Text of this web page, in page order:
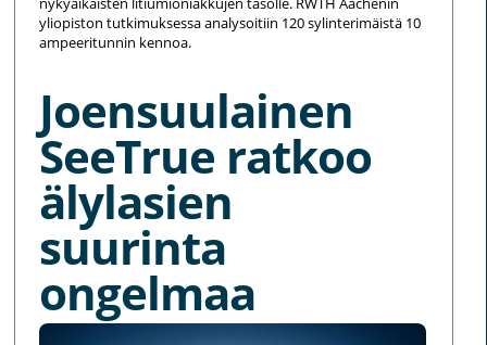
yliopiston tutkimuksessa analysoitiin 120 sylinterimäistä 10
ampeeritunnin kennoa.
Joensuulainen
SeeTrue ratkoo
älylasien
suurinta
ongelmaa